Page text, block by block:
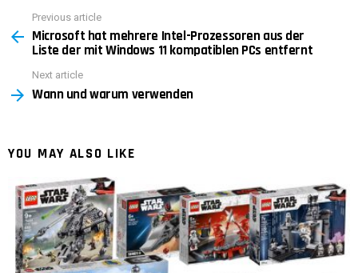
more
Previous article
Microsoft hat mehrere Intel-Prozessoren aus der
Liste der mit Windows 11 kompatiblen PCs entfernt
Next article
Wann und warum verwenden
YOU MAY ALSO LIKE